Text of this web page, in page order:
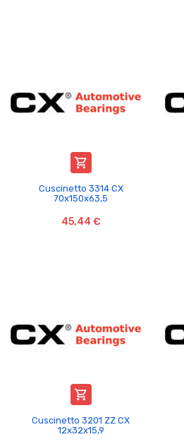

Cuscinetto 3314 CX
70x150x63,5
45,44 €

Cuscinetto 3201 ZZ CX
12x32x15,9